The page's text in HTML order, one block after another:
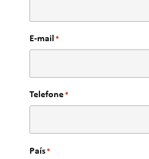
E-mail *
Telefone*
País*